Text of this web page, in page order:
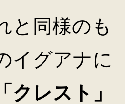
と同様のも
イグアナに
「クレスト」